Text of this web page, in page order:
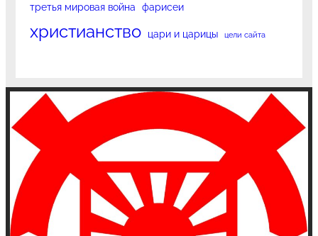
третья мировая война
фарисеи
христианство цари и царицы цели сайта